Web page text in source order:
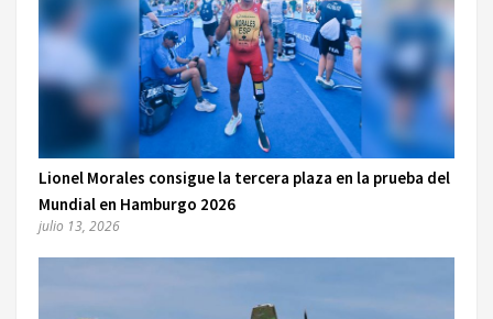
Lionel Morales consigue la tercera plaza en la prueba del
Mundial en Hamburgo 2026
julio 13, 2026